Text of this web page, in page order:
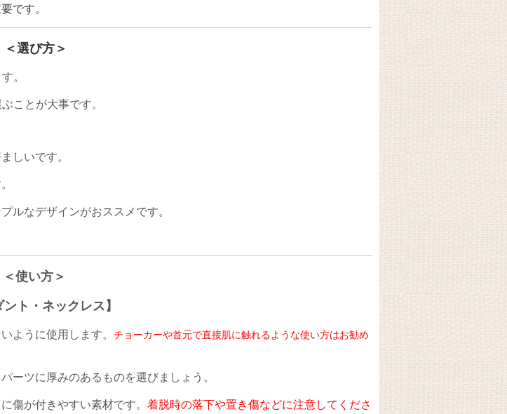
です。
＜選び方＞
。
ことが大事です。
しいです。
ルなデザインがおススメです。
＜使い方＞
ント・ネックレス】
ように使用します。 チョーカーや首元で直接肌に触れるような使い方はお勧め
ツに厚みのあるものを選びましょう。
傷が付きやすい素材です。 着脱時の落下や置き傷などに注意してくださ